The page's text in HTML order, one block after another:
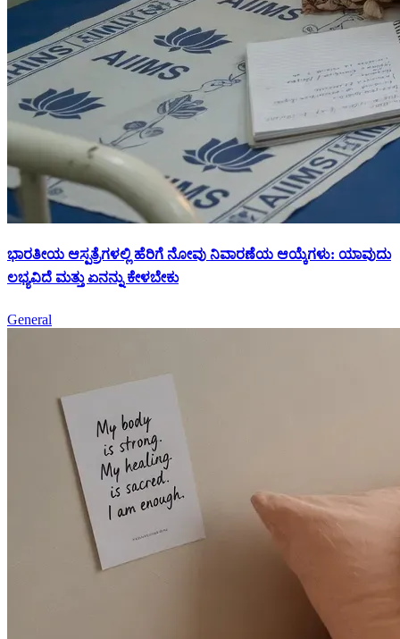
ಭಾರತೀಯ ಆಸ್ಪತ್ರೆಗಳಲ್ಲಿ ಹೆರಿಗೆ ನೋವು ನಿವಾರಣೆಯ ಆಯ್ಕೆಗಳು: ಯಾವುದು
ಲಭ್ಯವಿದೆ ಮತ್ತು ಏನನ್ನು ಕೇಳಬೇಕು
General